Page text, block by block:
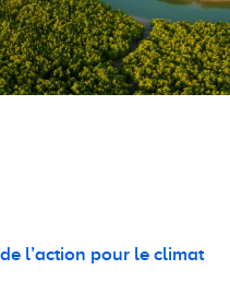
l’action pour le climat